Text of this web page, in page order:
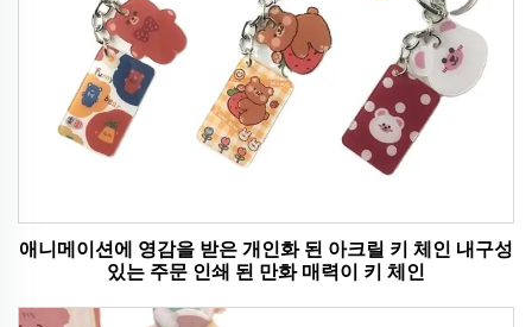
애니메이션에 영감을 받은 개인화 된 아크릴 키 체인 내구성
있는 주문 인쇄 된 만화 매력이 키 체인